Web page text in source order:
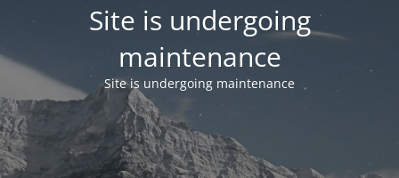
Site is undergoing
maintenance
Site is undergoing maintenance